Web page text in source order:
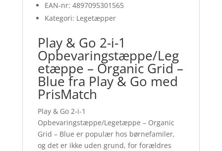
EAN-nr: 4897095301565
Kategori: Legetæpper
Play & Go 2-i-1
Opbevaringstæppe/Leg
etæppe – Organic Grid –
Blue fra Play & Go med
PrisMatch
Play & Go 2-i-1
Opbevaringstæppe/Legetæppe – Organic
Grid – Blue er populær hos børnefamiler,
og det er ikke uden grund, for forældres